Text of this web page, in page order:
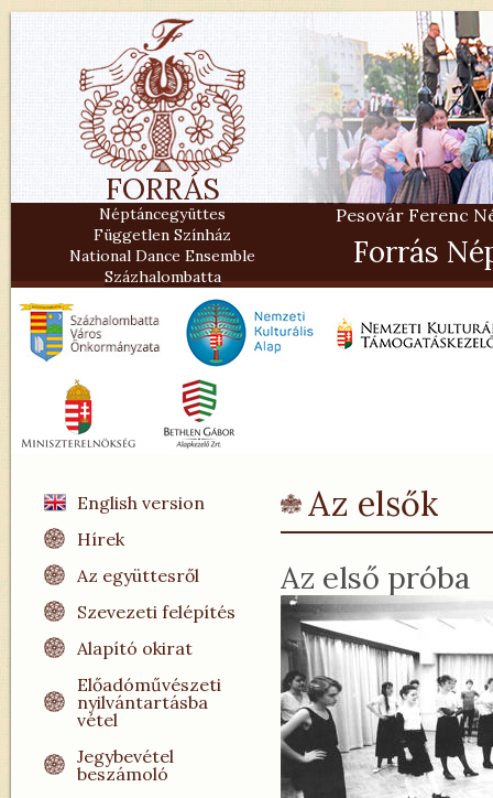
FORRÁS
Néptáncegyüttes
Független Színház
National Dance Ensemble
Százhalombatta
Pesovár Ferenc
Forrás
English version
Hírek
Az együttesről
Szevezeti felépítés
Alapító okirat
Előadóművészeti
nyilvántartásba
vétel
Jegybevétel
beszámoló
Az elsők
Az első próba